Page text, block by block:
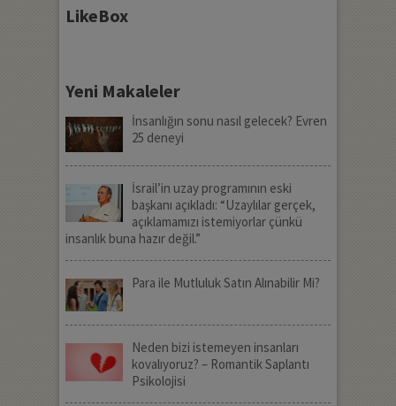
LikeBox
Yeni Makaleler
İnsanlığın sonu nasıl gelecek? Evren
25 deneyi
İsrail’in uzay programının eski
başkanı açıkladı: “Uzaylılar gerçek,
açıklamamızı istemiyorlar çünkü
insanlık buna hazır değil.”
Para ile Mutluluk Satın Alınabilir Mi?
Neden bizi istemeyen insanları
kovalıyoruz? – Romantik Saplantı
Psikolojisi